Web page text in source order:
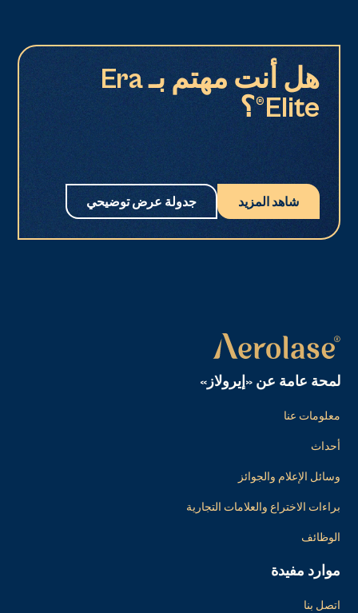
هل أنت مهتم بـ Era
Elite®؟
شاهد المزيد جدولة عرض توضيحي
لمحة عامة عن «إيرولاز»
معلومات عنا
أحداث
وسائل الإعلام والجوائز
براءات الاختراع والعلامات التجارية
الوظائف
موارد مفيدة
اتصل بنا